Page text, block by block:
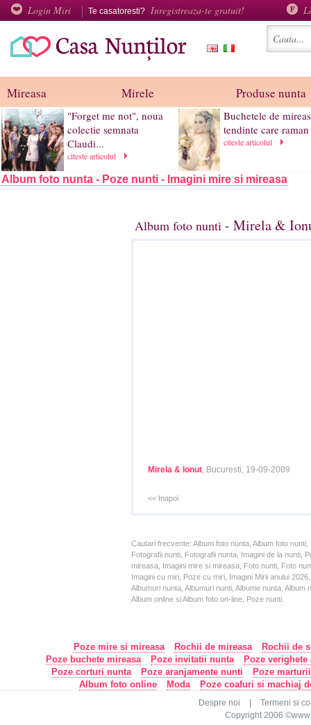
Login Miri Te casatoresti? Inregistreaza-te gratuit!
Mireasa Mirele Produse nunta
"Forget me not", noua
colectie semnata
Claudi...
citeste articolul
Buchetele de
tendinte care
citeste articolul
Album foto nunta - Poze nunti - Imagini mire si mireasa
Album foto nunti - Mirela &
Mirela & Ionut, Bucuresti, 19-09-2009
<< Inapoi
Cautari frecvente: Album foto nunta, Album foto
Fotografii nunti, Fotografii nunta, Imagini de la nunti,
mireasa, Imagini mire si mireasa, Foto nunti, Foto
Imagini cu miri, Poze cu miri, Imagini Mirii anului
Albumuri nunta, Albumuri nunti, Albume nunta,
Album online si Album foto on-line, Poze nunti.
Poze mire si mireasa Rochii de mireasa
Rochii de
Poze buchete mireasa
Poze invitatii nunta
Poze
Poze corturi nunta
Poze aranjamente nunti
Poze
Album foto online
Moda Poze coafuri si machiaj
Despre noi
Termeni si
Copyright 2006